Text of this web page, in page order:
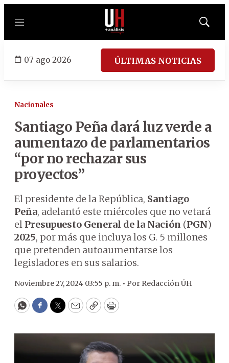
Menú
Mostrar
07 ago 2026 ÚLTIMAS NOTICIAS
Nacionales
Santiago Peña dará luz verde a
aumentazo de parlamentarios
“por no rechazar sus
proyectos”
El presidente de la República, Santiago
Peña, adelantó este miércoles que no vetará
el Presupuesto General de la Nación (PGN)
2025, por más que incluya los G. 5 millones
que pretenden autoaumentarse los
legisladores en sus salarios.
Noviembre 27, 2024 03:55 p. m. • Por Redacción ÚH
WhatsApp
Facebook
Twitter
EmailCopyPrint